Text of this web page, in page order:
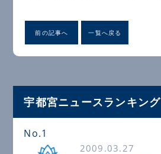
前の記事へ 一覧へ戻る
宇都宮ニュースランキング
No.1
2009.03.27